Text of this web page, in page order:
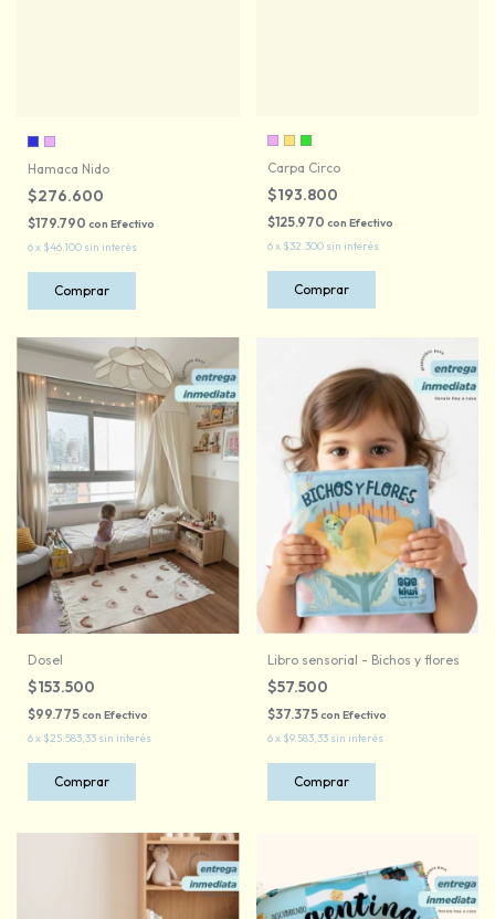
Hamaca Nido
$276.600
$179.790 con Efectivo
6x $46.100 sin interés
Comprar
Carpa Circo
$193.800
$125.970 con Efectivo
6x $32.300 sin interés
Comprar
Dosel
$153.500
$99.775con Efectivo
6x $25.583,33 sin interés
Libro sensorial - Bichos y flores
$57.500
$37.375con Efectivo
6x $9.583,33 sin interés